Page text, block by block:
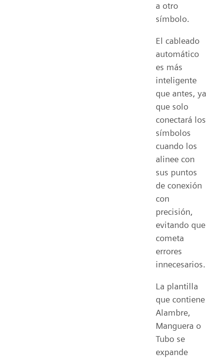
a otro
símbolo.
El cableado
automático
es más
inteligente
que antes, ya
que solo
conectará los
símbolos
cuando los
alinee con
sus puntos
de conexión
con
precisión,
evitando que
cometa
errores
innecesarios.
La plantilla
que contiene
Alambre,
Manguera o
Tubo se
expande